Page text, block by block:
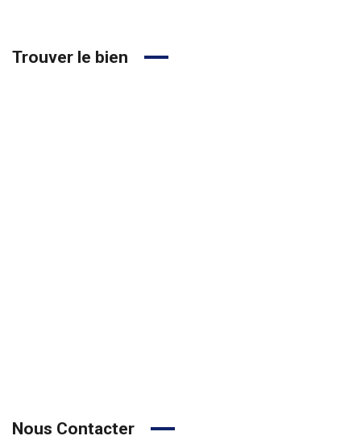
Trouver le bien
Nous Contacter